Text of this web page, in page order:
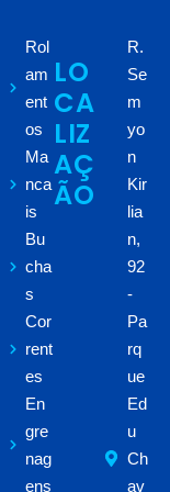
Rol
am
ent
os
Ma
nca
is
Bu
cha
s
Cor
rent
es
En
gre
nag
ens
LO
CA
LIZ
AÇ
ÃO
R.
Se
m
yo
n
Kir
lia
n,
92
-
Pa
rq
ue
Ed
u
Ch
av